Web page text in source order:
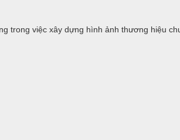
trong việc xây dựng hình ảnh thương hiệu